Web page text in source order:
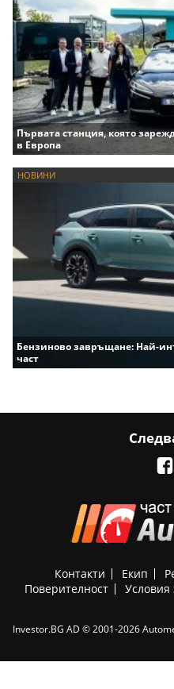
Първата станция, която
в Европа
НОВИНИ
Бензиново завръщане: Най-
част
Контакти Екип
Поверителност
Условия
Investor.BG AD © 2001-2026